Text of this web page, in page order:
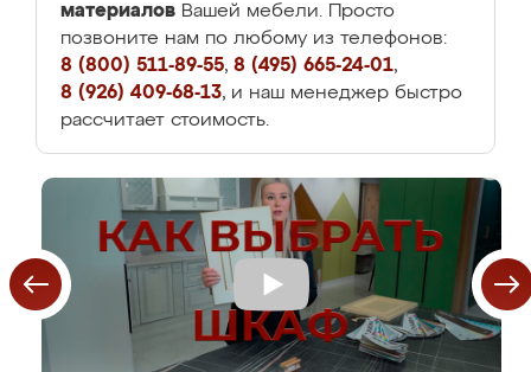
материалов Вашей мебели. Просто
позвоните нам по любому из телефонов:
8 (800) 511-89-55, 8 (495) 665-24-01,
8 (926) 409-68-13, и наш менеджер быстро
рассчитает стоимость.